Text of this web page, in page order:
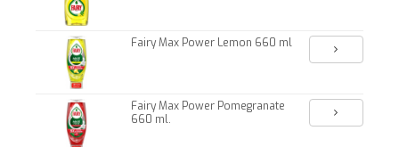
Fairy Max Power Lemon 660 ml
Fairy Max Power Pomegranate
660 ml.